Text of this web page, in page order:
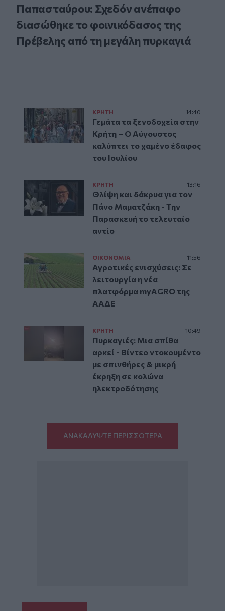
Παπασταύρου: Σχεδόν ανέπαφο
διασώθηκε το φοινικόδασος της
Πρέβελης από τη μεγάλη πυρκαγιά
ΚΡΗΤΗ 14:40
Γεμάτα τα ξενοδοχεία στην
Κρήτη – Ο Αύγουστος
καλύπτει το χαμένο έδαφος
του Ιουλίου
ΚΡΗΤΗ 13:16
Θλίψη και δάκρυα για τον
Πάνο Μαματζάκη - Την
Παρασκευή το τελευταίο
αντίο
ΟΙΚΟΝΟΜΙΑ 11:56
Αγροτικές ενισχύσεις: Σε
λειτουργία η νέα
πλατφόρμα myAGRO της
ΑΑΔΕ
ΚΡΗΤΗ 10:49
Πυρκαγιές: Μια σπίθα
αρκεί - Βίντεο ντοκουμέντο
με σπινθήρες & μικρή
έκρηξη σε κολώνα
ηλεκτροδότησης
ΑΝΑΚΑΛΥΨΤΕ ΠΕΡΙΣΣΟΤΕΡΑ